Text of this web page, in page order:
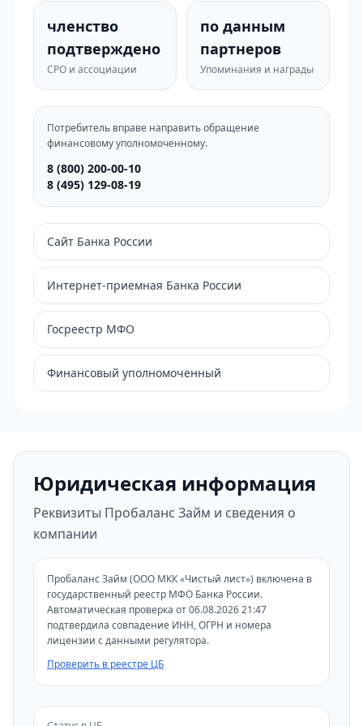
членство
подтверждено
СРО и ассоциации
по данным
партнеров
Упоминания и награды
Потребитель вправе направить обращение
финансовому уполномоченному.
8 (800) 200-00-10
8 (495) 129-08-19
Сайт Банка России
Интернет-приемная Банка России
Госреестр МФО
Финансовый уполномоченный
Юридическая информация
Реквизиты Пробаланс Займ и сведения о
компании
Пробаланс Займ (ООО МКК «Чистый лист») включена в
государственный реестр МФО Банка России.
Автоматическая проверка от 06.08.2026 21:47
подтвердила совпадение ИНН, ОГРН и номера
лицензии с данными регулятора.
Проверить в реестре ЦБ